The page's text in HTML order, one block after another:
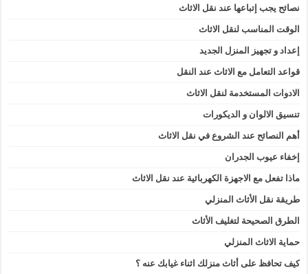
نصائح يجب إتباعها عند نقل الاثاث
الوقت المناسب لنقل الاثاث
إعداد و تجهيز المنزل الجديد
قواعد التعامل مع الاثاث عند النقل
الادوات المستخدمة لنقل الاثاث
تنسيق الالوان و الديكورات
أهم النصائح عند الشروع في نقل الاثاث
إخفاء عيوب الجدران
ماذا تفعل مع الاجهزة الكهربائية عند نقل الاثاث
طريقة نقل الأثاث المنزلي
الطرق الصحيحة لتغليف الأثاث
حماية الاثاث المنزلي
كيف تحافظ على أثاث منزلك اثناء غيابك عنه ؟